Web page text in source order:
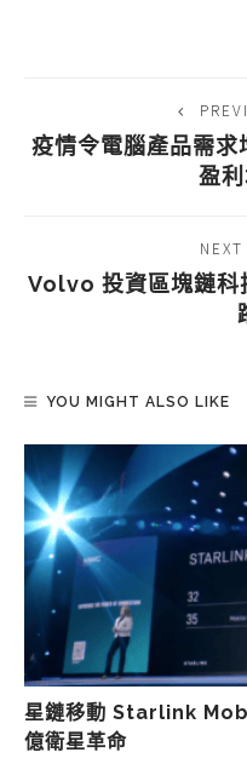
疫情令電腦產品需
盈
Volvo 投資區塊鏈
YOU MIGHT ALSO LIKE
星鏈移動 Starlink
億衛星革命